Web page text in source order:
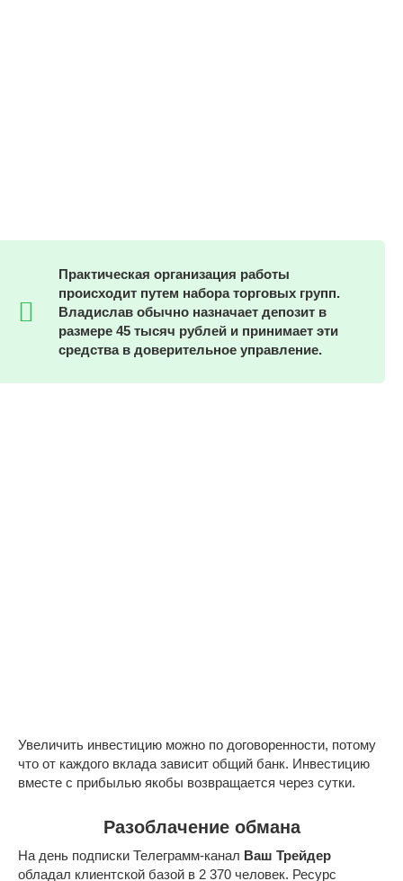
Практическая организация работы
происходит путем набора торговых групп.
Владислав обычно назначает депозит в
размере 45 тысяч рублей и принимает эти
средства в доверительное управление.
Увеличить инвестицию можно по договоренности, потому
что от каждого вклада зависит общий банк. Инвестицию
вместе с прибылью якобы возвращается через сутки.
Разоблачение обмана
На день подписки Телеграмм-канал Ваш Трейдер
обладал клиентской базой в 2 370 человек. Ресурс